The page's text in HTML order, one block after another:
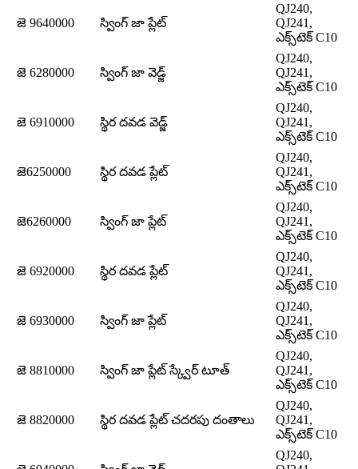
జె 9640000 స్వింగ్ జా ప్లేట్
QJ240,
QJ241,
ఎక్స్‌టెక్ C10
జె 6280000 స్వింగ్ జా వెడ్జ్
QJ240,
QJ241,
ఎక్స్‌టెక్ C10
జె 6910000 స్థిర దవడ వెడ్జ్
QJ240,
QJ241,
ఎక్స్‌టెక్ C10
జె6250000 స్థిర దవడ ప్లేట్
QJ240,
QJ241,
ఎక్స్‌టెక్ C10
జె6260000 స్వింగ్ జా ప్లేట్
QJ240,
QJ241,
ఎక్స్‌టెక్ C10
జె 6920000 స్థిర దవడ ప్లేట్
QJ240,
QJ241,
ఎక్స్‌టెక్ C10
జె 6930000 స్వింగ్ జా ప్లేట్
QJ240,
QJ241,
ఎక్స్‌టెక్ C10
జె 8810000 స్వింగ్ జా ప్లేట్ స్క్వేర్ టూత్
QJ240,
QJ241,
ఎక్స్‌టెక్ C10
జె 8820000 స్థిర దవడ ప్లేట్ చదరపు దంతాలు
QJ240,
QJ241,
ఎక్స్‌టెక్ C10
QJ240,